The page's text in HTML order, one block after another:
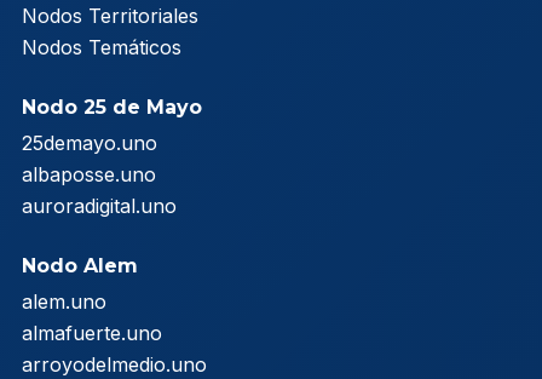
Nodos Territoriales
Nodos Temáticos
Nodo 25 de Mayo
25demayo.uno
albaposse.uno
auroradigital.uno
Nodo Alem
alem.uno
almafuerte.uno
arroyodelmedio.uno